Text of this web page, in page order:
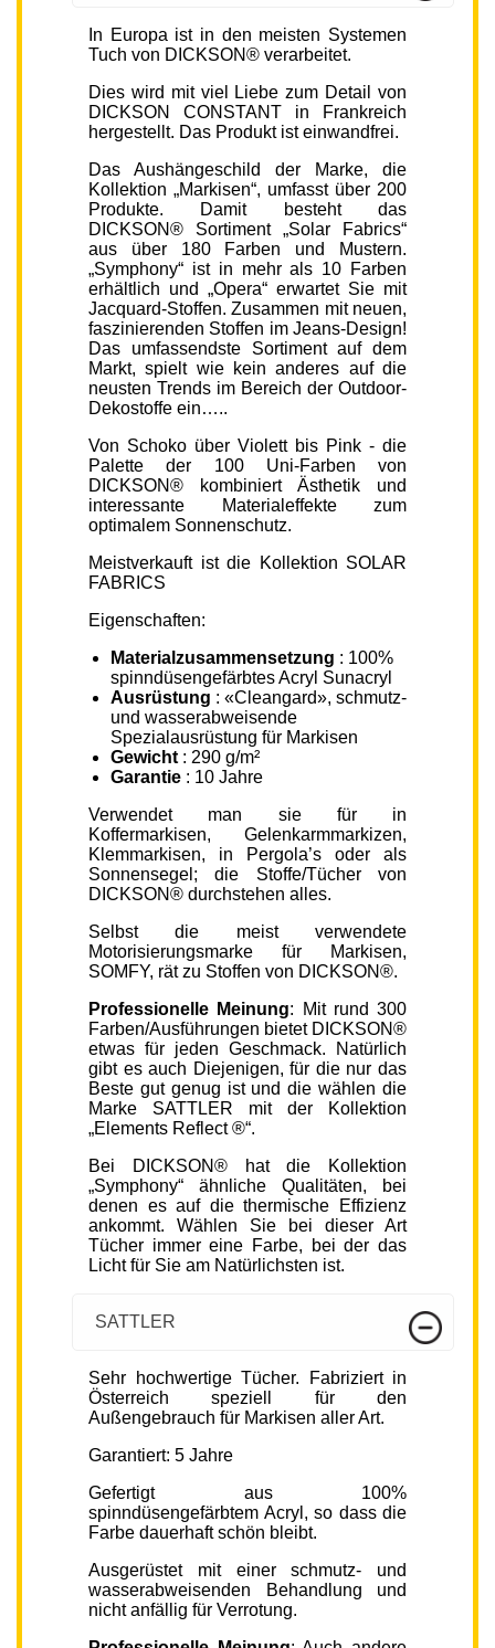
In Europa ist in den meisten Systemen
Tuch von DICKSON® verarbeitet.
Dies wird mit viel Liebe zum Detail von
DICKSON CONSTANT in Frankreich
hergestellt. Das Produkt ist einwandfrei.
Das Aushängeschild der Marke, die
Kollektion „Markisen“, umfasst über 200
Produkte. Damit besteht das
DICKSON® Sortiment „Solar Fabrics“
aus über 180 Farben und Mustern.
„Symphony“ ist in mehr als 10 Farben
erhältlich und „Opera“ erwartet Sie mit
Jacquard-Stoffen. Zusammen mit neuen,
faszinierenden Stoffen im Jeans-Design!
Das umfassendste Sortiment auf dem
Markt, spielt wie kein anderes auf die
neusten Trends im Bereich der Outdoor-
Dekostoffe ein…..
Von Schoko über Violett bis Pink - die
Palette der 100 Uni-Farben von
DICKSON® kombiniert Ästhetik und
interessante Materialeffekte zum
optimalem Sonnenschutz.
Meistverkauft ist die Kollektion SOLAR
FABRICS
Eigenschaften:
Materialzusammensetzung : 100%
spinndüsengefärbtes Acryl Sunacryl
Ausrüstung : «Cleangard», schmutz-
und wasserabweisende
Spezialausrüstung für Markisen
Gewicht : 290 g/m²
Garantie : 10 Jahre
Verwendet man sie für in
Koffermarkisen, Gelenkarmmarkizen,
Klemmarkisen, in Pergola’s oder als
Sonnensegel; die Stoffe/Tücher von
DICKSON® durchstehen alles.
Selbst die meist verwendete
Motorisierungsmarke für Markisen,
SOMFY, rät zu Stoffen von DICKSON®.
Professionelle Meinung: Mit rund 300
Farben/Ausführungen bietet DICKSON®
etwas für jeden Geschmack. Natürlich
gibt es auch Diejenigen, für die nur das
Beste gut genug ist und die wählen die
Marke SATTLER mit der Kollektion
„Elements Reflect ®“.
Bei DICKSON® hat die Kollektion
„Symphony“ ähnliche Qualitäten, bei
denen es auf die thermische Effizienz
ankommt. Wählen Sie bei dieser Art
Tücher immer eine Farbe, bei der das
Licht für Sie am Natürlichsten ist.
SATTLER
Sehr hochwertige Tücher. Fabriziert in
Österreich speziell für den
Außengebrauch für Markisen aller Art.
Garantiert: 5 Jahre
Gefertigt aus 100%
spinndüsengefärbtem Acryl, so dass die
Farbe dauerhaft schön bleibt.
Ausgerüstet mit einer schmutz- und
wasserabweisenden Behandlung und
nicht anfällig für Verrotung.